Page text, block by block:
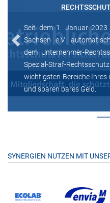
Seit dem 1. Januar 2023
Sachsen e.V.
dem Unternehmer-
Spezial-Straf-
wichtigsten Bereiche Ihres
und sparen bares Geld.
Previous
SYNERGIEN NUTZEN MIT